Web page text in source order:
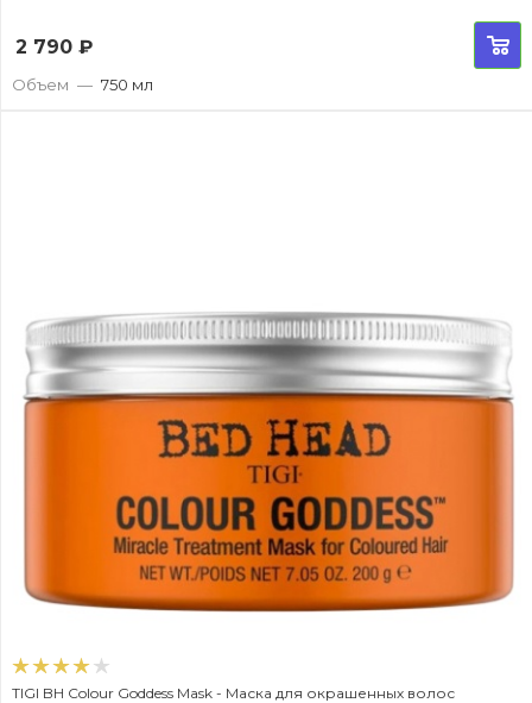
2 790 ₽
Объем — 750 мл
TIGI BH Colour Goddess Mask - Маска для окрашенных волос